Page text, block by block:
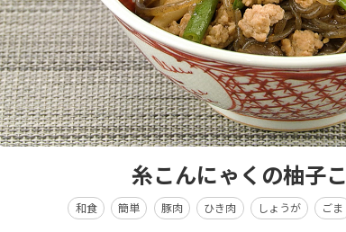
糸こんにゃくの柚子
和食 簡単 豚肉 ひき肉 しょうが ごま